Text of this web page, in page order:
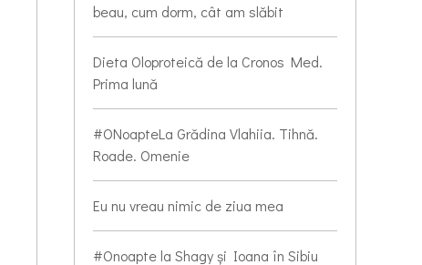
beau, cum dorm, cât am slăbit
Dieta Oloproteică de la Cronos Med.
Prima lună
#ONoapteLa Grădina Vlahiia. Tihnă.
Roade. Omenie
Eu nu vreau nimic de ziua mea
#Onoapte la Shagy și Ioana în Sibiu